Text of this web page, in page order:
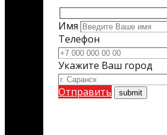
Имя
Телефон
Укажите Ваш город
Отправить